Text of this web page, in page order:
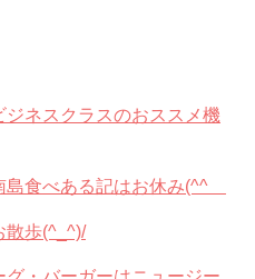
ネスクラスのおススメ機
食べある記はお休み(^^ゞ
散歩(^_^)/